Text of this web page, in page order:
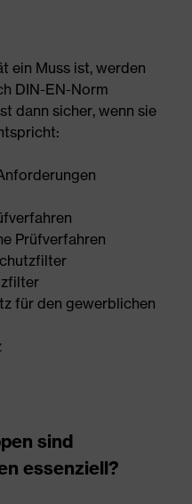
ein Muss ist, werden
DIN-EN-Norm
dann sicher, wenn sie
Prüfverfahren
für den gewerblichen
sind
essenziell?